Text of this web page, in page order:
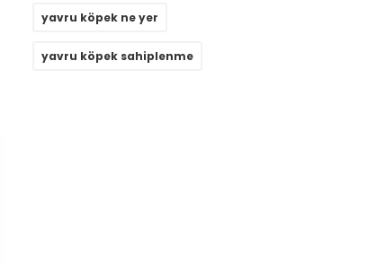
yavru köpek ne yer
yavru köpek sahiplenme